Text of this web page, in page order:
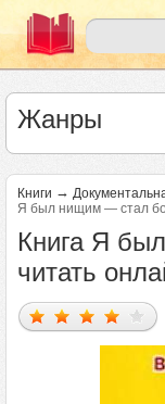
Жанры
Книги →
Я был нищим — стал
Книга Я
читать